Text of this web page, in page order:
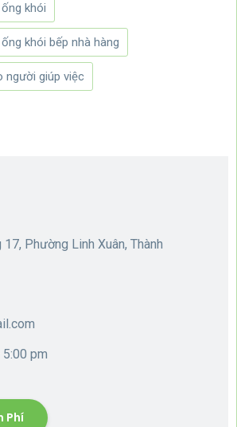
khói
khói bếp nhà hàng
người giúp việc
Phường Linh Xuân, Thành
pm
Phí